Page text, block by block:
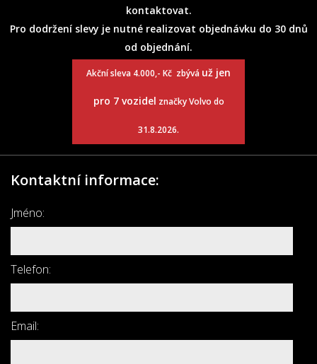
kontaktovat.
Pro dodržení slevy je nutné realizovat objednávku do 30 dnů
od objednání.
Akční sleva 4.000,- Kč zbývá už jen
pro 7 vozidel značky Volvo do
31.8.2026.
Kontaktní informace:
Jméno:
Telefon:
Email: